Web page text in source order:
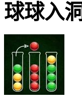
球球入洞